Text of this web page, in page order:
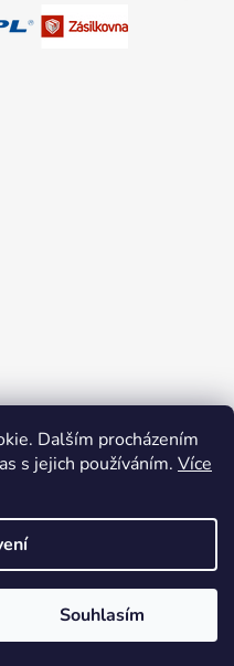
Dalším procházením
s jejich používáním. Více
Souhlasím
. Všechna práva
cookies